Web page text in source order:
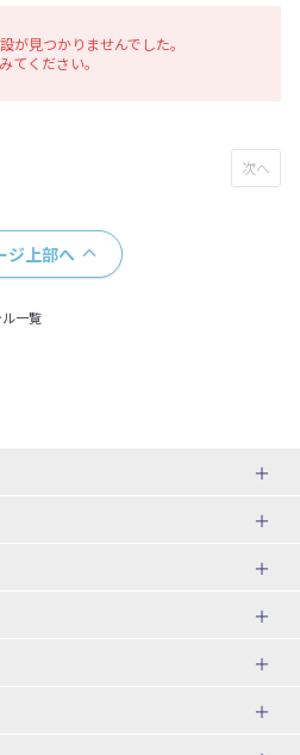
が見つかりませんでした。
てください。
ジ上部へ
一覧
ユニバーサル・スタジオ・ジャパ